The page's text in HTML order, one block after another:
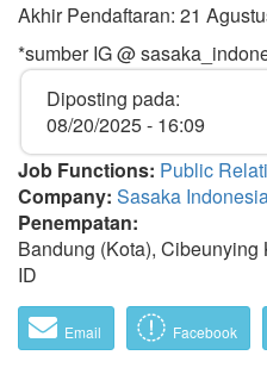
Akhir Pendaftaran: 21
*sumber IG @
Diposting pada:
08/20/2025 - 16:09
Job Functions: Public
Company: Sasaka
Penempatan:
Bandung (Kota), Cibeunying
ID
Email Facebook